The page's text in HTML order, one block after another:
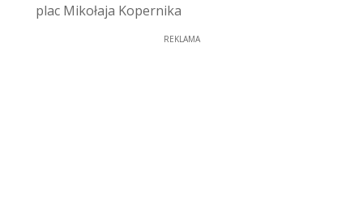
plac Mikołaja Kopernika
REKLAMA